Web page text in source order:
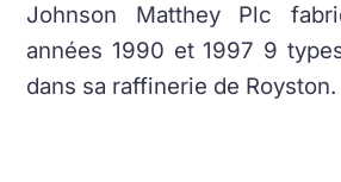
Johnson Matthey Plc
années 1990 et 1997 9
dans sa raffinerie de Royston.